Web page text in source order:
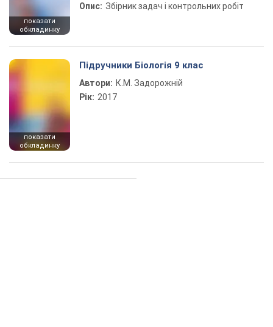
показати
обкладинку
Опис: Збірник задач і контрольних робіт
показати
обкладинку
Підручники Біологія 9 клас
Автори: К.М. Задорожній
Рік: 2017